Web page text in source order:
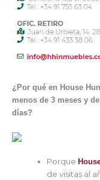
¿Por qué en House
menos de 3 meses y
días?
Porque
de visitas al